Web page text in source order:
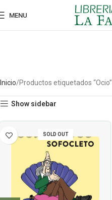
MENU
Inicio Productos etiquetados “Ocio”
Show sidebar
SOLD OUT